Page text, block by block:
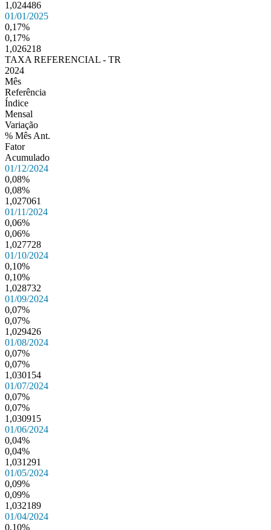
1,024486
01/01/2025
0,17%
0,17%
1,026218
TAXA REFERENCIAL - TR
2024
Mês
Referência
Índice
Mensal
Variação
% Mês Ant.
Fator
Acumulado
01/12/2024
0,08%
0,08%
1,027061
01/11/2024
0,06%
0,06%
1,027728
01/10/2024
0,10%
0,10%
1,028732
01/09/2024
0,07%
0,07%
1,029426
01/08/2024
0,07%
0,07%
1,030154
01/07/2024
0,07%
0,07%
1,030915
01/06/2024
0,04%
0,04%
1,031291
01/05/2024
0,09%
0,09%
1,032189
01/04/2024
0,10%